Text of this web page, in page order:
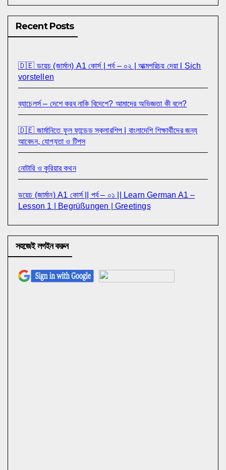
Recent Posts
🇩🇪 ডয়েচ (জার্মান) A1 কোর্স | পর্ব – ০২ | আত্মপরিচয় দেয়া l Sich
vorstellen
ব্যাচেলর্স – দেশে করব নাকি বিদেশে? আমাদের অভিজ্ঞতা কী বলে?
🇩🇪 জার্মানিতে ফুল ফান্ডেড স্কলারশিপ | বাংলাদেশি শিক্ষার্থীদের জন্য
আবেদন, যোগ্যতা ও টিপস
নোটারি ও কুরিয়ার কথন
ডয়েচ (জার্মান) A1 কোর্স || পর্ব – ০১ || Learn German A1 –
Lesson 1 | Begrüßungen | Greetings
সহজেই লগইন করুন